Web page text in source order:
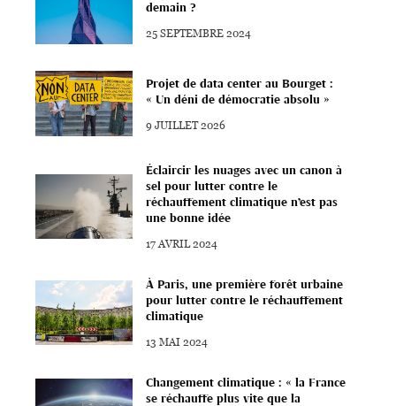
demain ?
25 SEPTEMBRE 2024
Projet de data center au Bourget :
« Un déni de démocratie absolu »
9 JUILLET 2026
Éclaircir les nuages avec un canon à
sel pour lutter contre le
réchauffement climatique n’est pas
une bonne idée
17 AVRIL 2024
À Paris, une première forêt urbaine
pour lutter contre le réchauffement
climatique
13 MAI 2024
Changement climatique : « la France
se réchauffe plus vite que la